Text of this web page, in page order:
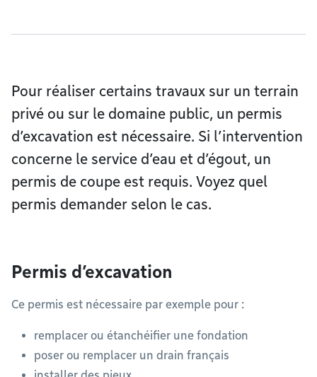
Pour réaliser certains travaux sur un terrain
privé ou sur le domaine public, un permis
d’excavation est nécessaire. Si l’intervention
concerne le service d’eau et d’égout, un
permis de coupe est requis. Voyez quel
permis demander selon le cas.
Permis d’excavation
Ce permis est nécessaire par exemple pour :
remplacer ou étanchéifier une fondation
poser ou remplacer un drain français